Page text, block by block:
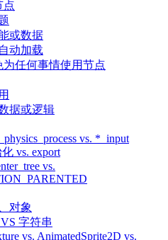
点
或数据
动加载
任何事情使用节点
据或逻辑
_physics_process vs. *_input
化 vs. export
vs.
对象
字符串
vs. AnimatedSprite2D vs.